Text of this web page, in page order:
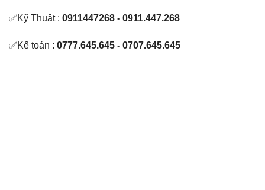
✅Kỹ Thuật : 0911447268 - 0911.447.268
✅Kế toán : 0777.645.645 - 0707.645.645